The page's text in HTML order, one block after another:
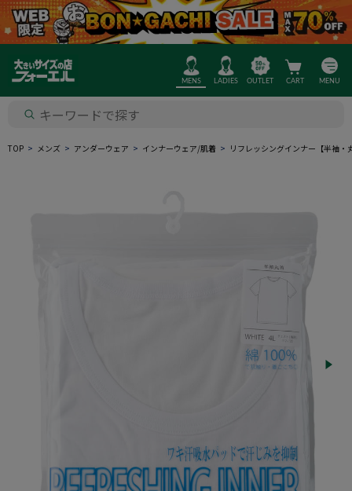
MENS LADIES OUTLET CART MENU
TOP メンズ アンダーウェア インナーウェア/肌着 リフレッシングインナー【半袖・